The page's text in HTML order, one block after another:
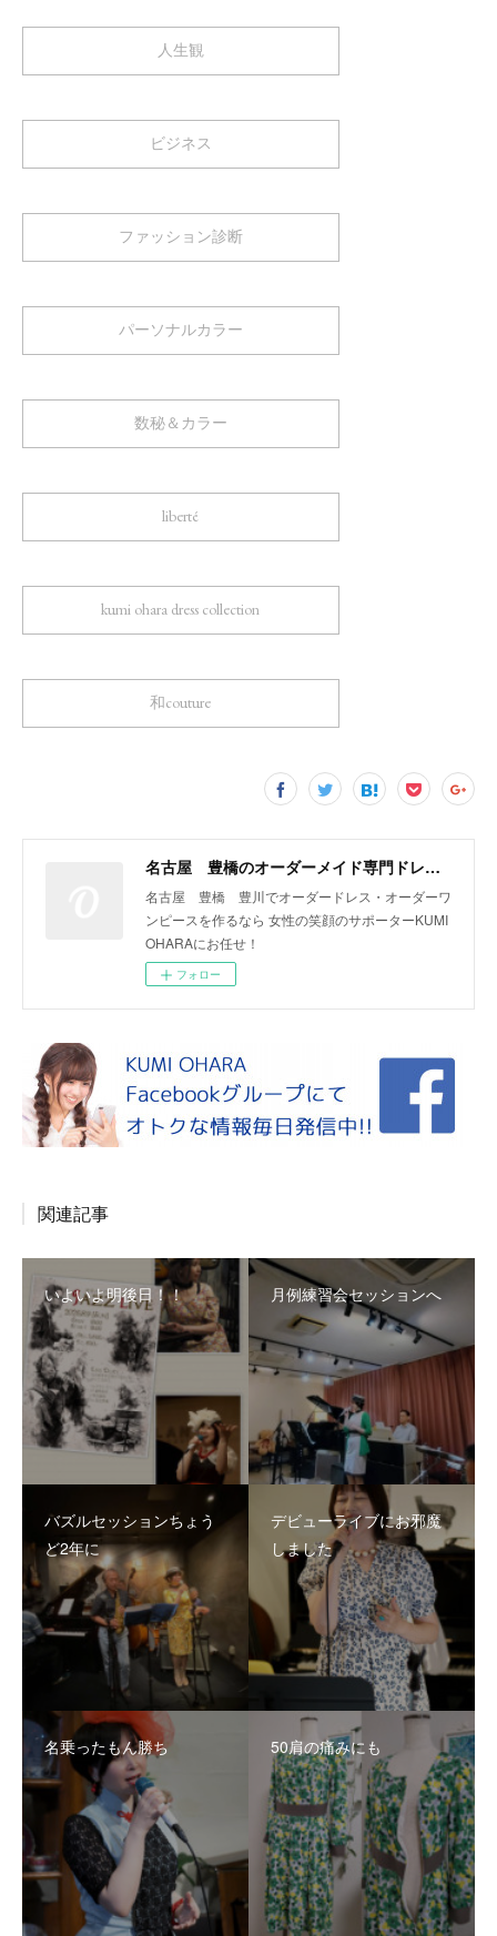
人生観
ビジネス
ファッション診断
パーソナルカラー
数秘＆カラー
liberté
kumi ohara dress collection
和couture
名古屋 豊橋のオーダーメイド専門ドレスデザイナー KUMI OHARA
名古屋 豊橋 豊川でオーダードレス・オーダーワ
ンピースを作るなら 女性の笑顔のサポーターKUMI
OHARAにお任せ！
フォロー
関連記事
いよいよ明後日！！ 月例練習会セッションへ
バズルセッションちょう
ど2年に
デビューライブにお邪魔
しました
名乗ったもん勝ち 50肩の痛みにも